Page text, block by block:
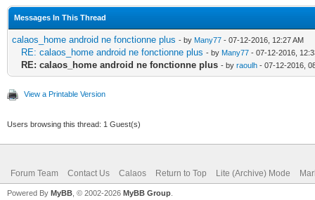
Messages In This Thread
calaos_home android ne fonctionne plus - by Many77 - 07-12-2016, 12:27 AM
RE: calaos_home android ne fonctionne plus - by Many77 - 07-12-2016,
RE: calaos_home android ne fonctionne plus - by raoulh - 07-12-2016,
View a Printable Version
Users browsing this thread: 1 Guest(s)
Forum Team Contact Us Calaos Return to Top Lite (Archive) Mode
Powered By MyBB , © 2002-2026 MyBB Group